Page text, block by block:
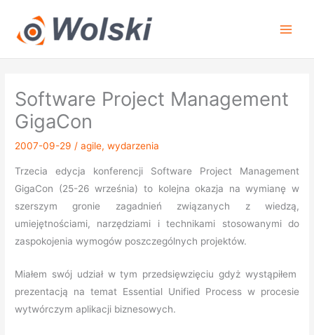
treści
Software Project Management
GigaCon
2007-09-29/agile,wydarzenia
Trzecia edycja konferencji Software Project Management
GigaCon (25-26 września) to kolejna okazja na wymianę w
szerszym gronie zagadnień związanych z wiedzą,
umiejętnościami, narzędziami i technikami stosowanymi do
zaspokojenia wymogów poszczególnych projektów.
Miałem swój udział w tym przedsięwzięciu gdyż wystąpiłem
prezentacją na temat Essential Unified Process w procesie
wytwórczym aplikacji biznesowych.